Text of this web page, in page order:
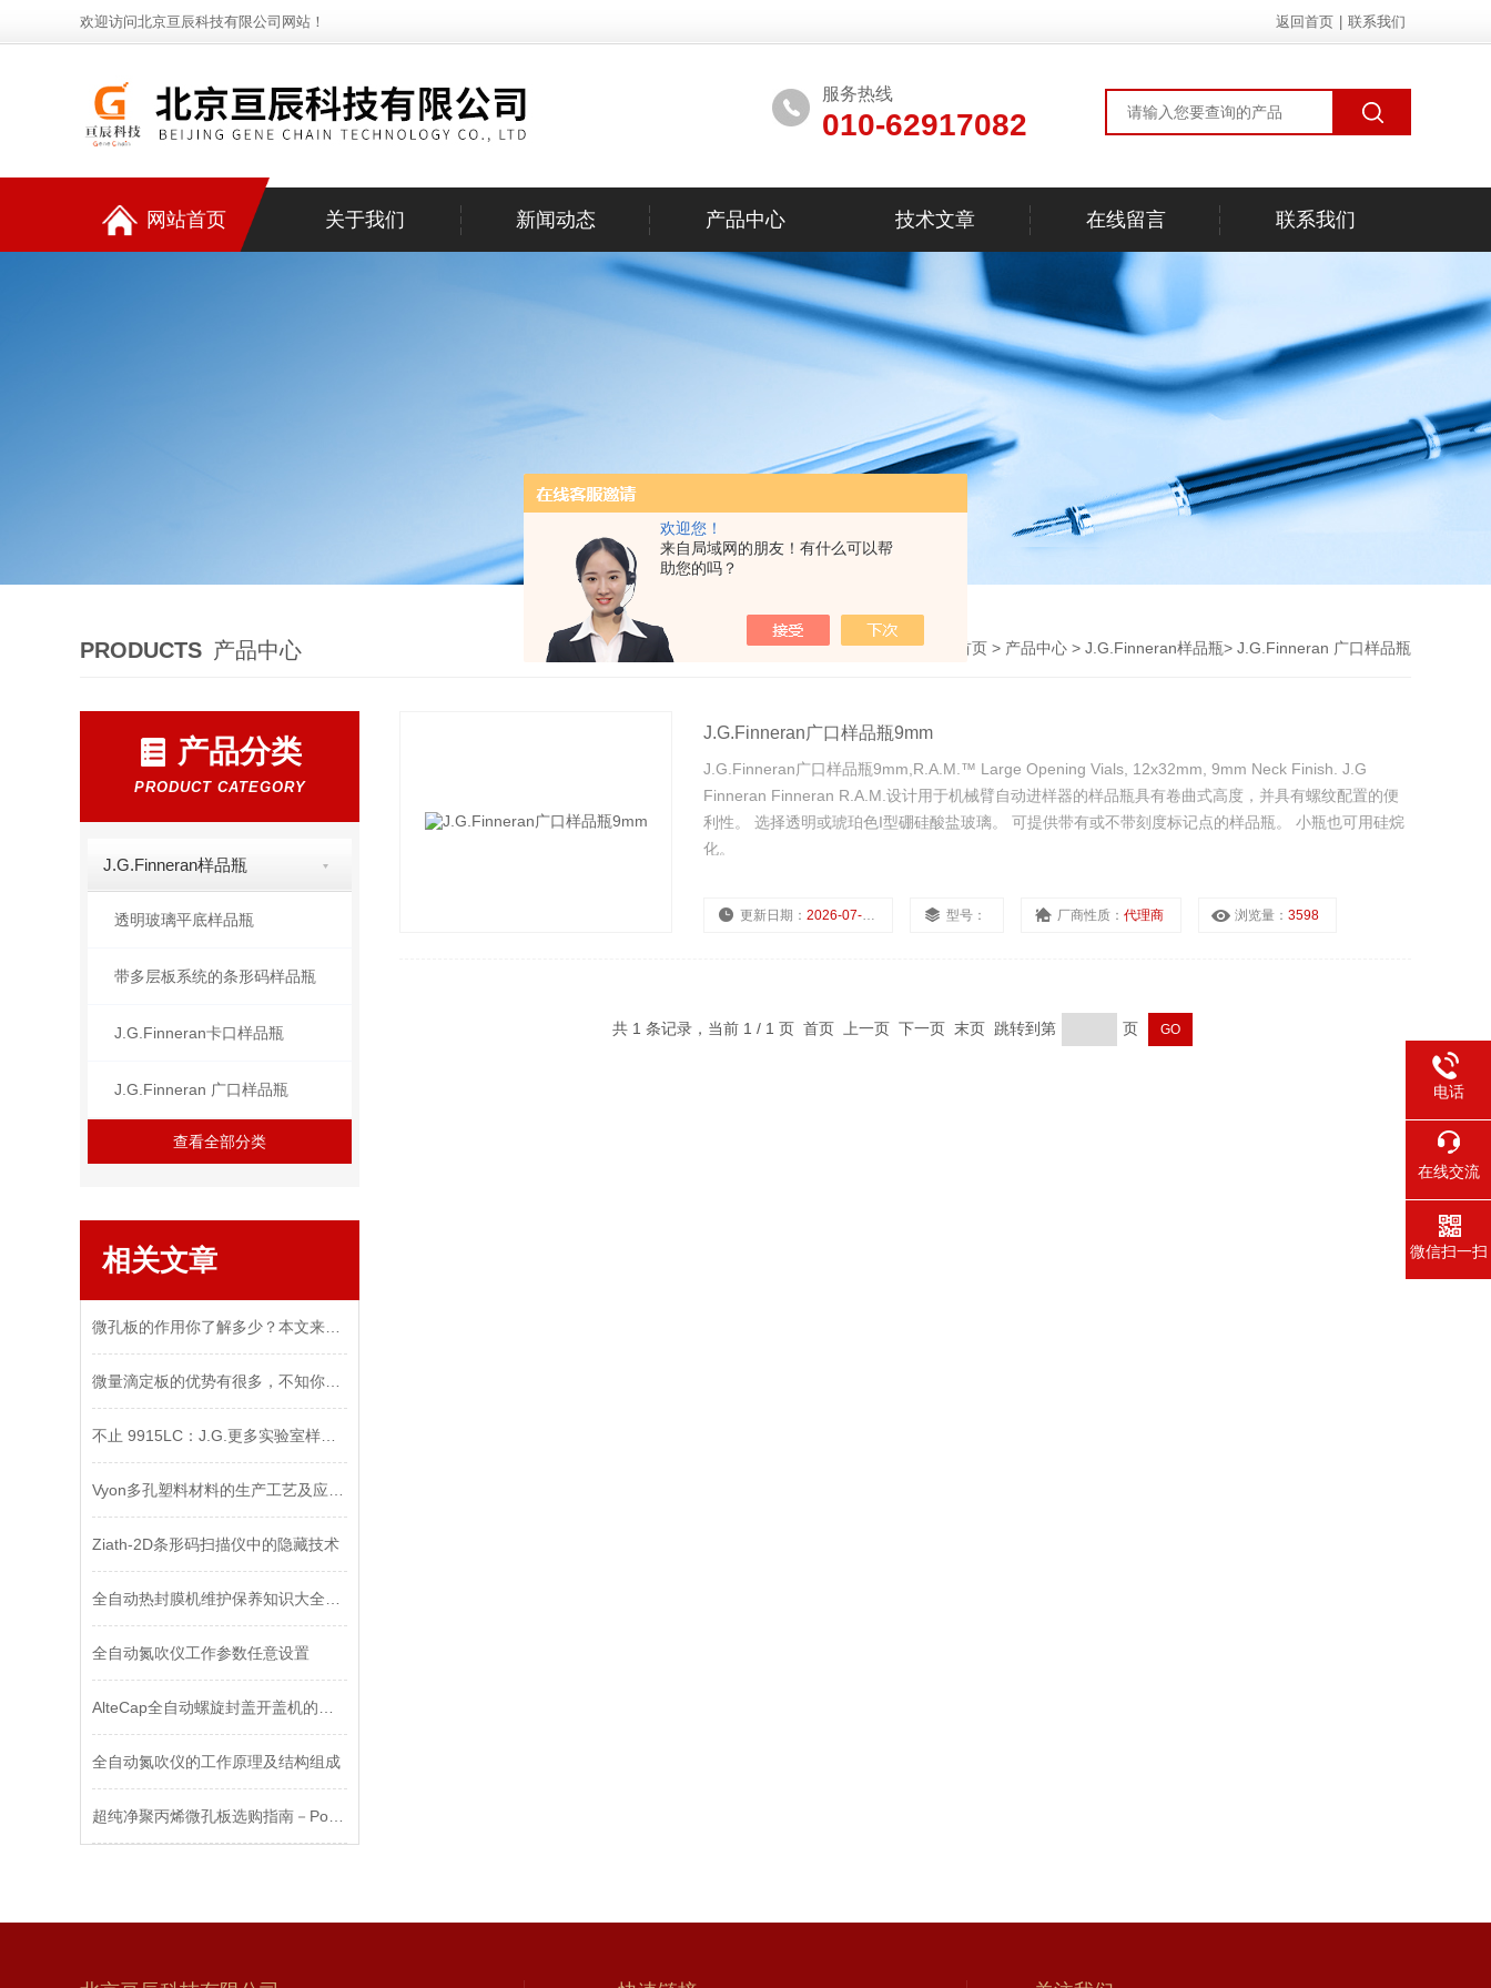
欢迎您！
来自局域网的朋友！有什么可以帮
助您的吗？
欢迎访问北京亘辰科技有限公司网站！ 返回首页 联系我们
服务热线
010-62917082
网站首页 关于我们 新闻动态 产品中心 技术文章 在线留言 联系我们
PRODUCTS 产品中心 首页 > 产品中心 > J.G.Finneran样品瓶> J.G.Finneran 广口样品瓶
产品分类
PRODUCT CATEGORY
J.G.Finneran样品瓶
透明玻璃平底样品瓶
带多层板系统的条形码样品瓶
J.G.Finneran卡口样品瓶
J.G.Finneran 广口样品瓶
查看全部分类
相关文章
Ziath-2D条形码扫描仪中的隐藏技术
全自动氮吹仪工作参数任意设置
全自动氮吹仪的工作原理及结构组成
J.G.Finneran广口样品瓶9mm
J.G.Finneran广口样品瓶9mm,R.A.M.™ Large Opening Vials, 12x32mm, 9mm Neck Finish. J.G
Finneran Finneran R.A.M.设计用于机械臂自动进样器的样品瓶具有卷曲式高度，并具有螺纹配置的便
利性。 选择透明或琥珀色I型硼硅酸盐玻璃。 可提供带有或不带刻度标记点的样品瓶。 小瓶也可用硅烷
化。
更新日期： 2026-07-22 型号： 厂商性质： 代理商 浏览量： 3598
共 1 条记录，当前 1 / 1 页 首页 上一页 下一页 末页 跳转到第 页
电话
在线交流
微信扫一扫